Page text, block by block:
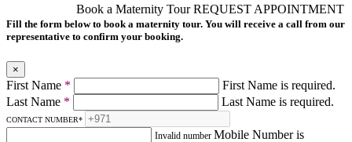
REQUEST APPOINTMENT
Book a Maternity Tour
Fill the form below to book a maternity tour. You will receive a call from our
representative to confirm your booking.
×
First Name *
First Name is required.
Last Name * Last Name is required.
CONTACT NUMBER*
Invalid number Mobile Number is